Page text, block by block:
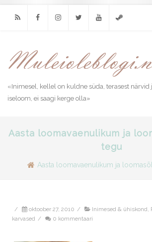
«Inimesel, kellel on kuldne süda, terasest närvid
iseloom, ei saagi kerge olla»
Aasta loomavaenulikum ja
tegu
Aasta loomavaenulikum ja
/ oktoober 27, 2010 / Inimesed & ühiskond,
karvased / 0 kommentaari